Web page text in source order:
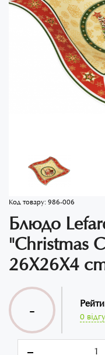
Код товару:986-006
Блюдо
"Christmas
26Х26Х4
- 0